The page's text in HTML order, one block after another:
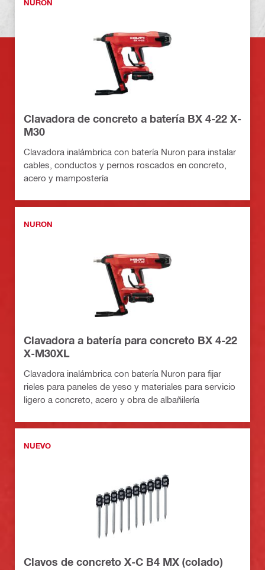
NURON
Clavadora de concreto a batería BX 4-22 X-
M30
Clavadora inalámbrica con batería Nuron para instalar
cables, conductos y pernos roscados en concreto,
acero y mampostería
NURON
Clavadora a batería para concreto BX 4-22
X-M30XL
Clavadora inalámbrica con batería Nuron para fijar
rieles para paneles de yeso y materiales para servicio
ligero a concreto, acero y obra de albañilería
NUEVO
Clavos de concreto X-C B4 MX (colado)